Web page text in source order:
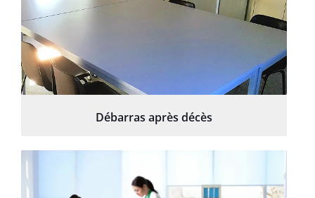
Débarras après décès